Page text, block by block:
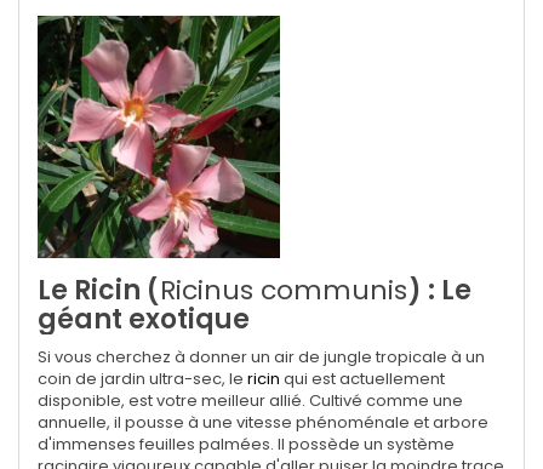
Le Ricin (Ricinus communis) : Le
géant exotique
Si vous cherchez à donner un air de jungle tropicale à un
coin de jardin ultra-sec, le ricin qui est actuellement
disponible, est votre meilleur allié. Cultivé comme une
annuelle, il pousse à une vitesse phénoménale et arbore
d'immenses feuilles palmées. Il possède un système